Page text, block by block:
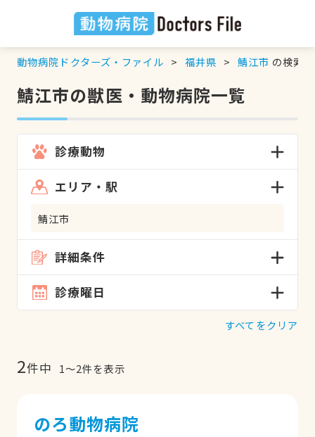
動物病院ドクターズ・ファイル 福井県 鯖江市 の検索
鯖江市の獣医・動物病院一覧
診療動物
エリア・駅
鯖江市
詳細条件
診療曜日
すべてをクリア
2件中 1〜2件を表示
のろ動物病院